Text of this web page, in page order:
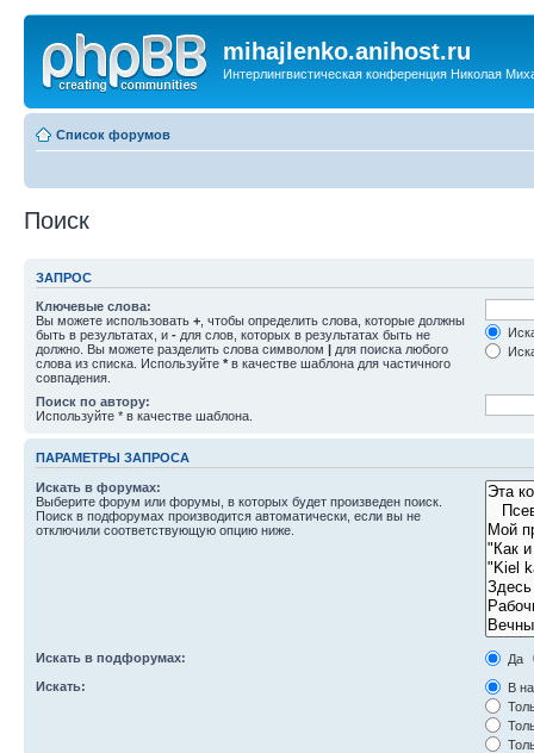
mihajlenko.anihost.ru
Интерлингвистическая конференция Николая
Список форумов
Поиск
ЗАПРОС
Ключевые слова:
Вы можете использовать + , чтобы определить слова, которые должны
быть в результатах, и - для слов, которых в результатах быть не
должно. Вы можете разделить слова символом | для поиска любого
слова из списка. Используйте * в качестве шаблона для частичного
совпадения.
Поиск по автору:
Используйте * в качестве шаблона.
ПАРАМЕТРЫ ЗАПРОСА
Искать в форумах:
Выберите форум или форумы, в которых будет произведен поиск.
Поиск в подфорумах производится автоматически, если вы не
отключили соответствующую опцию ниже.
Искать в подфорумах:
Да
Искать:
В